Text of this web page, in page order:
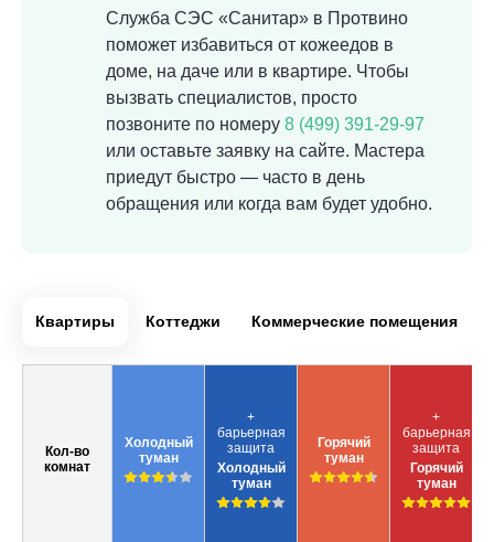
Служба СЭС «Санитар» в Протвино
поможет избавиться от кожеедов в
доме, на даче или в квартире. Чтобы
вызвать специалистов, просто
позвоните по номеру 8 (499) 391-29-97
или оставьте заявку на сайте. Мастера
приедут быстро — часто в день
обращения или когда вам будет удобно.
Квартиры Коттеджи Коммерческие помещения
Кол-во
комнат
Холодный
туман
+
барьерная
защита
Холодный
туман
Горячий
туман
+
барьерная
защита
Горячий
туман